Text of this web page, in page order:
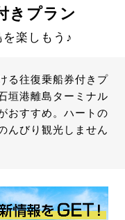
きプラン
楽しもう♪
る往復乗船券付きプ
垣港離島ターミナル
おすすめ。ハートの
んびり観光しません